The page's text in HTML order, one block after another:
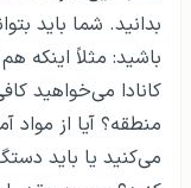
بدانید. شما باید
باشید: مثلاً اینکه
کانادا می‌خواهید
منطقه؟ آیا از مواد
می‌کنید یا باید